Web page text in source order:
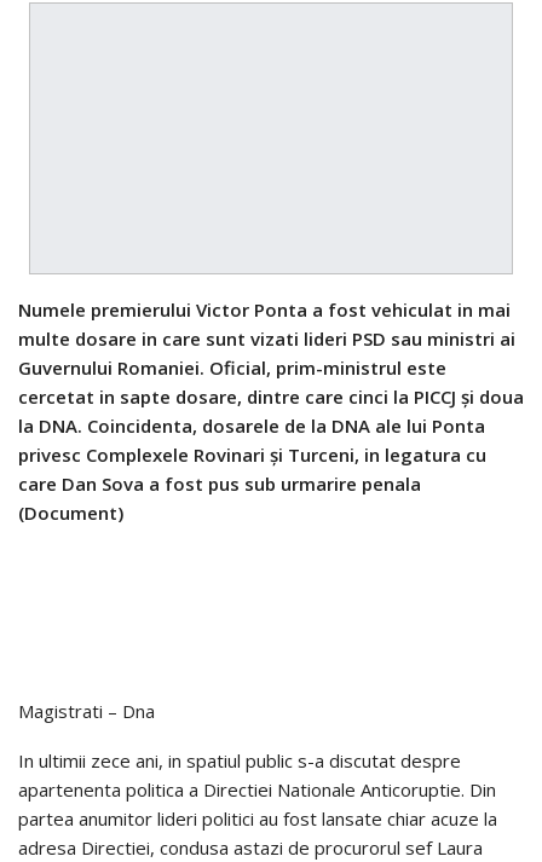
Numele premierului Victor Ponta a fost vehiculat in mai
multe dosare in care sunt vizati lideri PSD sau ministri ai
Guvernului Romaniei. Oficial, prim-ministrul este
cercetat in sapte dosare, dintre care cinci la PICCJ şi doua
la DNA. Coincidenta, dosarele de la DNA ale lui Ponta
privesc Complexele Rovinari şi Turceni, in legatura cu
care Dan Sova a fost pus sub urmarire penala
(Document)
Magistrati – Dna
In ultimii zece ani, in spatiul public s-a discutat despre
apartenenta politica a Directiei Nationale Anticoruptie. Din
partea anumitor lideri politici au fost lansate chiar acuze la
adresa Directiei, condusa astazi de procurorul sef Laura